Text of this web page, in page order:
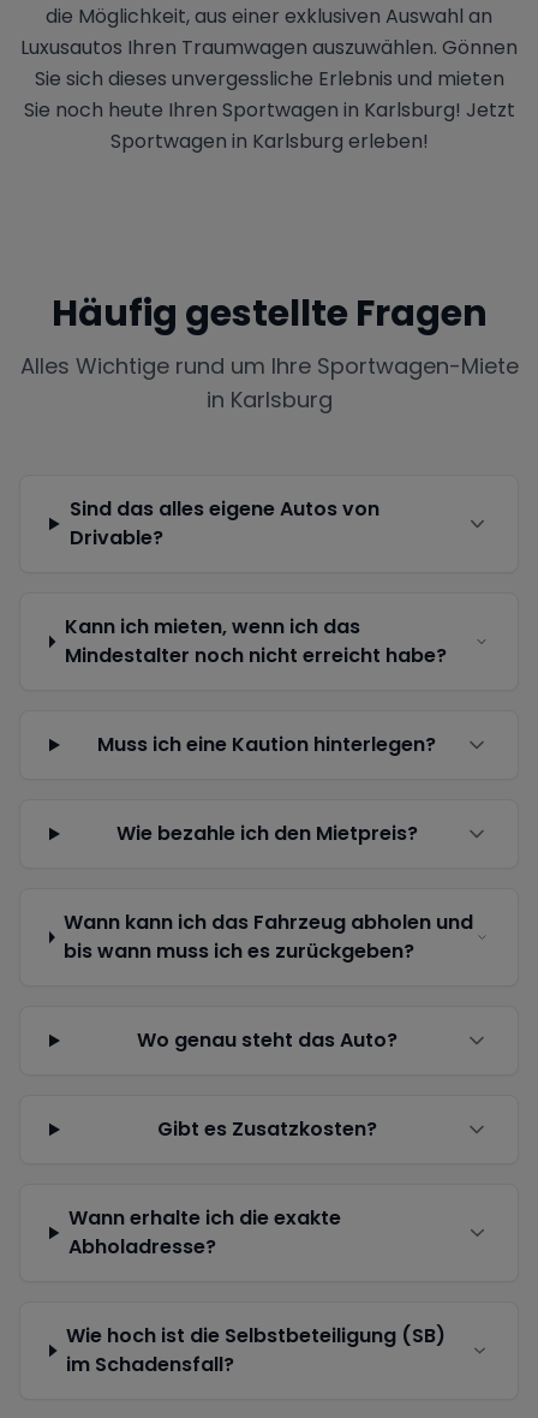
die Möglichkeit, aus einer exklusiven Auswahl an
Luxusautos Ihren Traumwagen auszuwählen. Gönnen
Sie sich dieses unvergessliche Erlebnis und mieten
Sie noch heute Ihren Sportwagen in Karlsburg! Jetzt
Sportwagen in Karlsburg erleben!
Häufig gestellte Fragen
Alles Wichtige rund um Ihre Sportwagen-Miete
in Karlsburg
Sind das alles eigene Autos von
Drivable?
Kann ich mieten, wenn ich das
Mindestalter noch nicht erreicht habe?
Muss ich eine Kaution hinterlegen?
Wie bezahle ich den Mietpreis?
Wann kann ich das Fahrzeug abholen und
bis wann muss ich es zurückgeben?
Wo genau steht das Auto?
Gibt es Zusatzkosten?
Wann erhalte ich die exakte
Abholadresse?
Wie hoch ist die Selbstbeteiligung (SB)
im Schadensfall?